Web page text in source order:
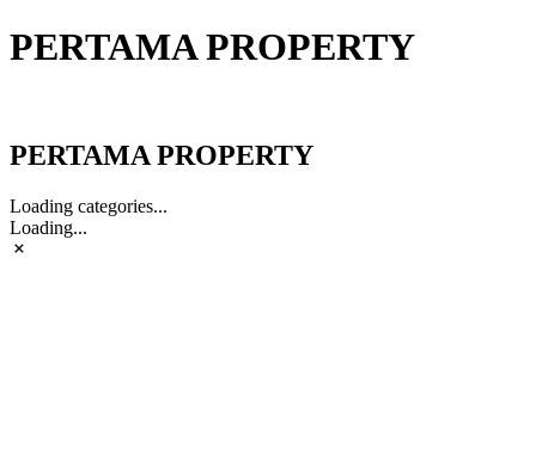
PERTAMA PROPERTY
PERTAMA PROPERTY
Loading categories...
Loading...